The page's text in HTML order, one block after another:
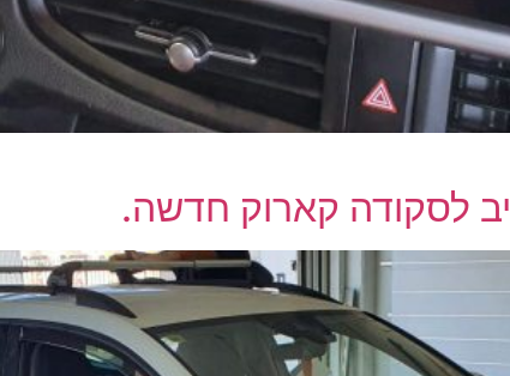
לסקודה קארוק חדשה.